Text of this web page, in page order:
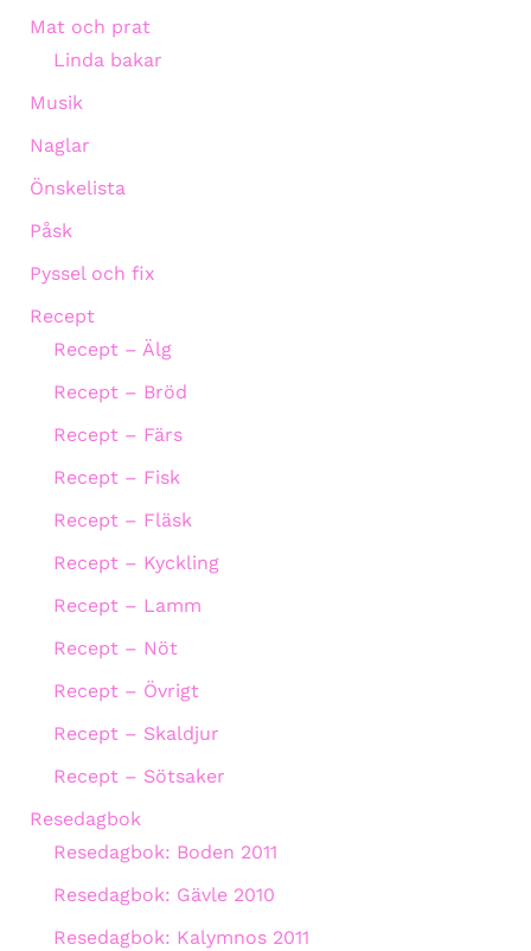
Mat och prat
Linda bakar
Musik
Naglar
Önskelista
Påsk
Pyssel och fix
Recept
Recept – Älg
Recept – Bröd
Recept – Färs
Recept – Fisk
Recept – Fläsk
Recept – Kyckling
Recept – Lamm
Recept – Nöt
Recept – Övrigt
Recept – Skaldjur
Recept – Sötsaker
Resedagbok
Resedagbok: Boden 2011
Resedagbok: Gävle 2010
Resedagbok: Kalymnos 2011